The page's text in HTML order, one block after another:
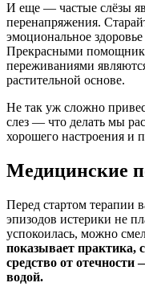
И еще — частые слёзы
перенапряжения.
эмоциональное
Прекрасными
переживаниями
растительной основе.
Не так уж сложно
слез — что делать мы
хорошего настроения и
Медицинские
Перед стартом терапии
эпизодов истерики не
успокоилась, можно
показывает практика,
средство от
водой.